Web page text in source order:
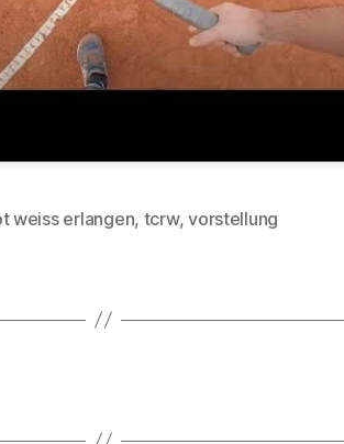
weiss erlangen, tcrw,vorstellung